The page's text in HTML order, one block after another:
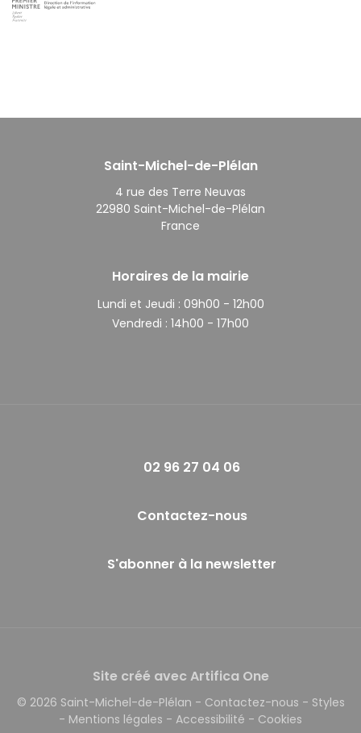
Saint-Michel-de-Plélan
4 rue des Terre Neuvas
22980 Saint-Michel-de-Plélan
France
Horaires de la mairie
Lundi et Jeudi : 09h00 - 12h00
Vendredi : 14h00 - 17h00
02 96 27 04 06
Contactez-nous
S'abonner à la newsletter
Site créé avec Artifica One
© 2026 Saint-Michel-de-Plélan - Contactez-nous - Styles
- Mentions légales - Accessibilité - Cookies